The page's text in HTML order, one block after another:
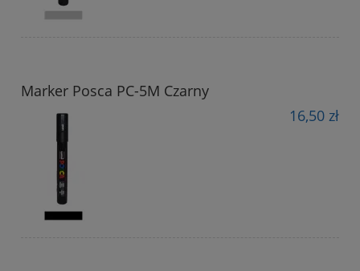
Marker Posca PC-5M Czarny
16,50 zł